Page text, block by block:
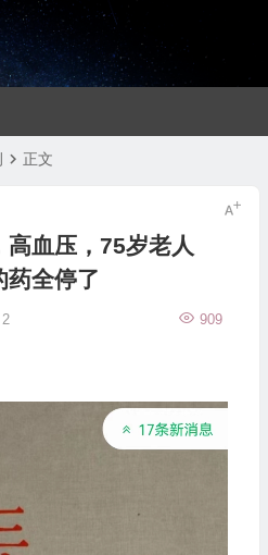
正文
高血压，75岁老人
药全停了
909
2